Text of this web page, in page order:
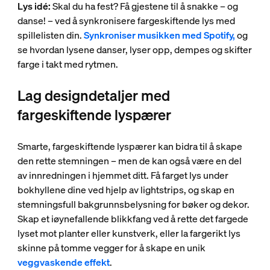
Lys idé:Skal du ha fest? Få gjestene til å snakke – og
danse! – ved å synkronisere fargeskiftende lys med
spillelisten din.Synkroniser musikken med Spotify,og
se hvordan lysene danser, lyser opp, dempes og skifter
farge i takt med rytmen.
Lag designdetaljer med
fargeskiftende lyspærer
Smarte, fargeskiftende lyspærer kan bidra til å skape
den rette stemningen – men de kan også være en del
av innredningen i hjemmet ditt. Få farget lys under
bokhyllene dine ved hjelp av lightstrips, og skap en
stemningsfull bakgrunnsbelysning for bøker og dekor.
Skap et iøynefallende blikkfang ved å rette det fargede
lyset mot planter eller kunstverk, eller la fargerikt lys
skinne på tomme vegger for å skape en unik
veggvaskende effekt.